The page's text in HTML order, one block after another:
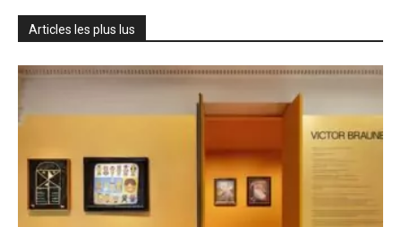
Articles les plus lus